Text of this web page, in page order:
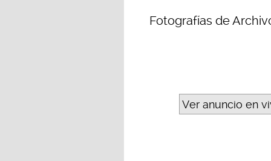
Fotografías de
Ver anuncio en